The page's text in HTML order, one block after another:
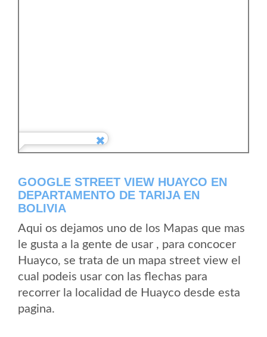
GOOGLE STREET VIEW HUAYCO EN
DEPARTAMENTO DE TARIJA EN
BOLIVIA
Aqui os dejamos uno de los Mapas que mas
le gusta a la gente de usar , para concocer
Huayco, se trata de un mapa street view el
cual podeis usar con las flechas para
recorrer la localidad de Huayco desde esta
pagina.